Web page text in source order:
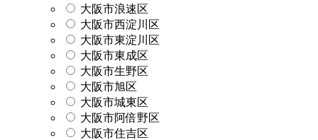
大阪市浪速区
大阪市西淀川区
大阪市東淀川区
大阪市東成区
大阪市生野区
大阪市旭区
大阪市城東区
大阪市阿倍野区
大阪市住吉区